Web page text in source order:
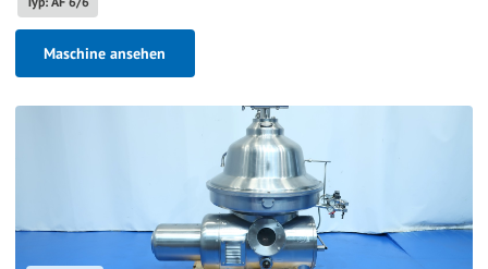
Maschine ansehen